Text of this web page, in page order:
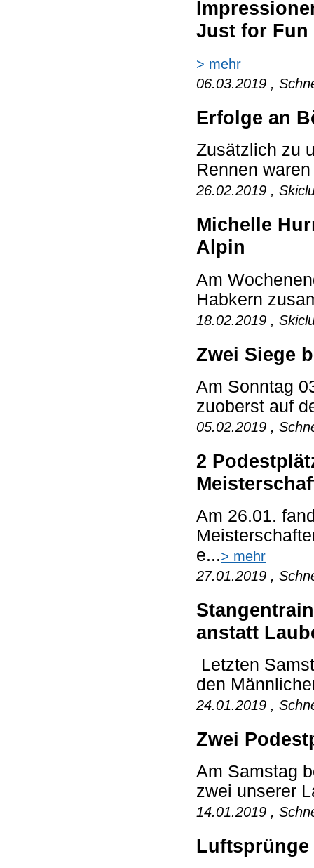
Just for Fun
> mehr
06.03.2019 ,
Erfolge an
Zusätzlich zu
Rennen
26.02.2019 ,
Michelle
Alpin
Am
Habkern
18.02.2019 ,
Zwei Siege
Am Sonntag
zuoberst auf
05.02.2019 ,
2
Am 26.01.
e...> mehr
27.01.2019 ,
anstatt
Letzten
den
24.01.2019 ,
Zwei
Am Samstag
zwei unserer
14.01.2019 ,
Luftsprünge